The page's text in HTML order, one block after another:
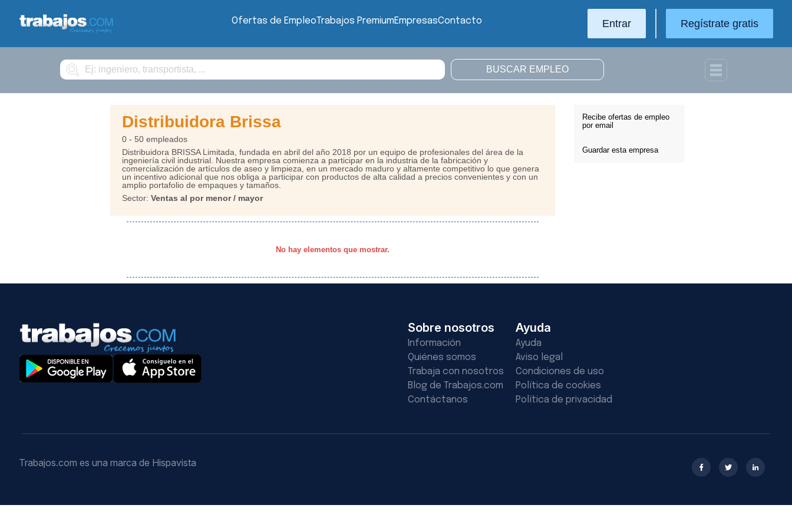
Ofertas de EmpleoTrabajos PremiumEmpresasContacto Entrar Regístrate gratis
Buscar
Recibe ofertas de empleo
por email
Guardar esta empresa
Distribuidora Brissa
0 - 50 empleados
Distribuidora BRISSA Limitada, fundada en abril del año 2018 por un equipo de profesionales del área de la
ingeniería civil industrial. Nuestra empresa comienza a participar en la industria de la fabricación y
comercialización de artículos de aseo y limpieza, en un mercado maduro y altamente competitivo lo que genera
un incentivo adicional que nos obliga a participar con productos de alta calidad a precios convenientes y con un
amplio portafolio de empaques y tamaños.
Sector: Ventas al por menor / mayor
No hay elementos que mostrar.
Sobre nosotros
Información
Quiénes somos
Trabaja con nosotros
Blog de Trabajos.com
Contáctanos
Ayuda
Ayuda
Aviso legal
Condiciones de uso
Política de cookies
Política de privacidad
Trabajos.com es una marca de Hispavista